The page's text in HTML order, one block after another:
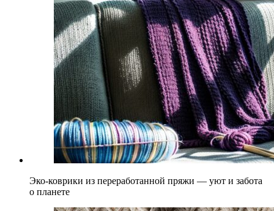
Эко-коврики из переработанной пряжи — уют и забота
о планете